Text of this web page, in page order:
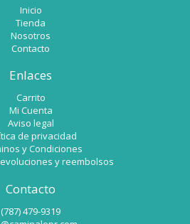
Inicio
Tienda
Nosotros
Contacto
Enlaces
Carrito
Mi Cuenta
Aviso legal
de privacidad
y Condiciones
y reembolsos
Contacto
(787) 479-9319